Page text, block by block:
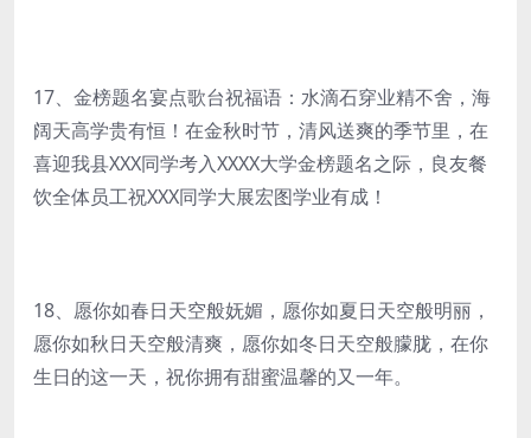
17、金榜题名宴点歌台祝福语：水滴石穿业精不舍，海
阔天高学贵有恒！在金秋时节，清风送爽的季节里，在
喜迎我县XXX同学考入XXXX大学金榜题名之际，良友餐
饮全体员工祝XXX同学大展宏图学业有成！
18、愿你如春日天空般妩媚，愿你如夏日天空般明丽，
愿你如秋日天空般清爽，愿你如冬日天空般朦胧，在你
生日的这一天，祝你拥有甜蜜温馨的又一年。